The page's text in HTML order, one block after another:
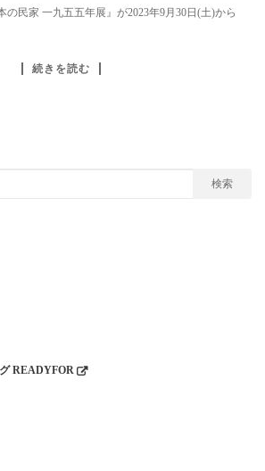
の民家 一九五五年展』が2023年9月30日(土)から
続きを読む
検索
READYFOR